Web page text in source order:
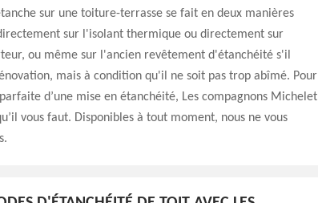
sur une toiture-terrasse se fait en deux manières
sur l'isolant thermique ou directement sur
ou même sur l'ancien revêtement d'étanchéité s'il
mais à condition qu'il ne soit pas trop abîmé. Pour
d’une mise en étanchéité, Les compagnons Michelet
vous faut. Disponibles à tout moment, nous ne vous